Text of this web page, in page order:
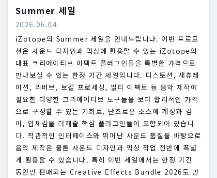
Summer 세일
2026.06.04
iZotope의 Summer 세일을 안내드립니다. 이번 프로모
션은 사운드 디자인과 믹싱에 활용할 수 있는 iZotope의
대표 크리에이티브 이펙트 플러그인들을 특별한 가격으로
만나보실 수 있는 한정 기간 세일입니다. 디스토션, 새츄레
이션, 리버브, 보컬 프로세싱, 멀티 이펙트 등 음악 제작에
필요한 다양한 크리에이티브 도구들을 보다 합리적인 가격
으로 구성할 수 있는 기회로, 단조로운 소스에 개성과 깊
이, 입체감을 더해줄 핵심 플러그인들이 포함되어 있습니
다. 직관적인 인터페이스와 뛰어난 사운드 품질을 바탕으로
음악 제작은 물론 사운드 디자인과 믹싱 작업 전반에 폭넓
게 활용할 수 있습니다. 특히 이번 세일에서는 한정 기간
동안만 판매되는 Creative Effects Bundle 2026도 만